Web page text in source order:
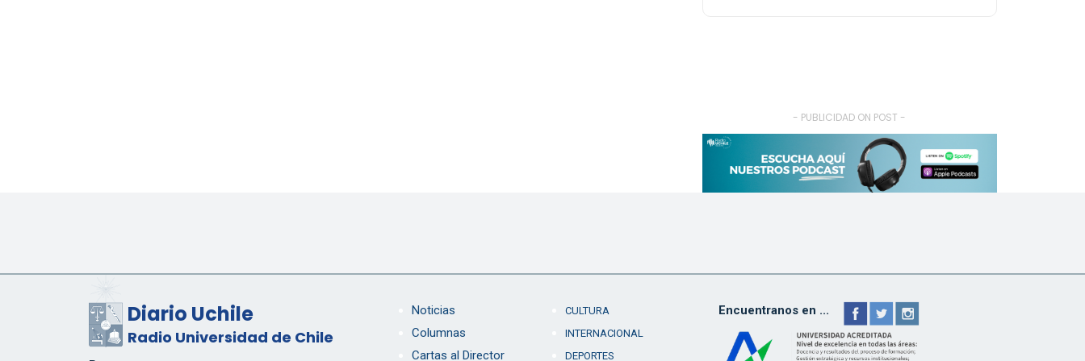
- PUBLICIDAD ON POST -
Diario Uchile
Radio Universidad de Chile
Noticias
Columnas
Cartas al Director
CULTURA
INTERNACIONAL
DEPORTES
Encuentranos en ...